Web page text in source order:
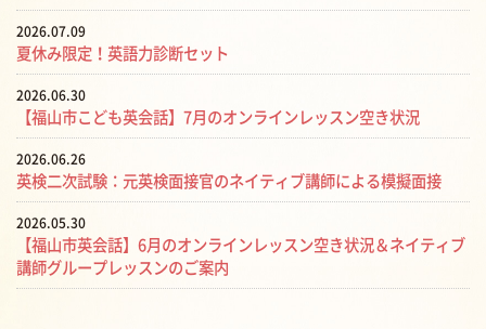
2026.07.09
夏休み限定！英語力診断セット
2026.06.30
【福山市こども英会話】7月のオンラインレッスン空き状況
2026.06.26
英検二次試験：元英検面接官のネイティブ講師による模擬面接
2026.05.30
【福山市英会話】6月のオンラインレッスン空き状況＆ネイティブ
講師グループレッスンのご案内